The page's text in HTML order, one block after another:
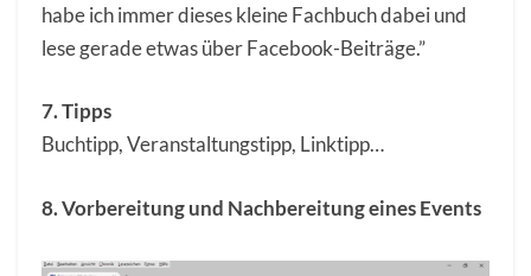
habe ich immer dieses kleine Fachbuch dabei und
lese gerade etwas über Facebook-Beiträge.”
7. Tipps
Buchtipp, Veranstaltungstipp, Linktipp…
8. Vorbereitung und Nachbereitung eines Events